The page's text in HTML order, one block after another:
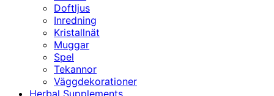
Doftljus
Inredning
Kristallnät
Muggar
Spel
Tekannor
Väggdekorationer